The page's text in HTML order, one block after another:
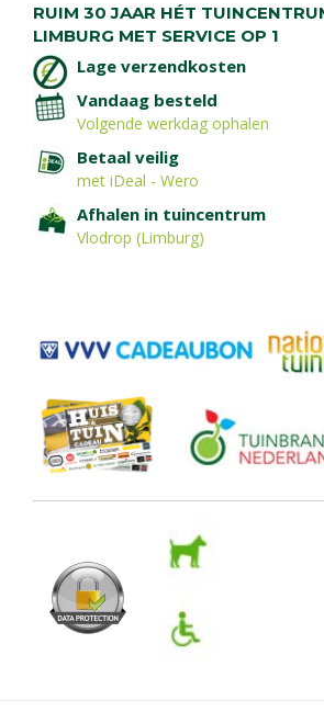
RUIM 30 JAAR HÉT
LIMBURG MET SERVICE OP 1
Lage verzendkosten
Vandaag besteld
Volgende werkdag ophalen
Betaal veilig
met iDeal - Wero
Afhalen in tuincentrum
Vlodrop (Limburg)